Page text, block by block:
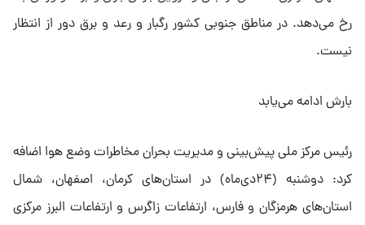
رخ می‌دهد. در مناطق جنوبی کشور رگبار و رعد و برق دور از انتظار
نیست.
بارش‌ ادامه می‌یابد
رئیس مرکز ملی پیش‌بینی و مدیریت بحران مخاطرات وضع هوا اضافه
کرد: دوشنبه (۲۴دی‌ماه) در استان‌های کرمان، اصفهان، شمال
استان‌های هرمزگان و فارس، ارتفاعات زاگرس و ارتفاعات البرز مرکزی